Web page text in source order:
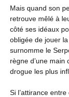
Mais quand son
retrouve mêlé à
côté ses idéaux
obligée de jouer
surnomme le
règne d’une main
drogue les plus
Si l’attirance